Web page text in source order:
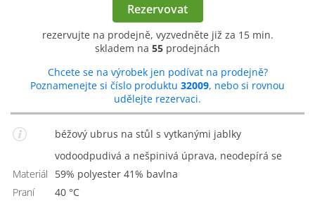
Rezervovat
rezervujte na prodejně, vyzvedněte již za 15 min.
skladem na 55 prodejnách
Chcete se na výrobek jen podívat na prodejně?
Poznamenejte si číslo produktu 32009, nebo si rovnou
udělejte rezervaci.
béžový ubrus na stůl s vytkanými jablky
vodoodpudivá a nešpinivá úprava, neodepírá se
Materiál
59% polyester 41% bavlna
Praní
40 °C